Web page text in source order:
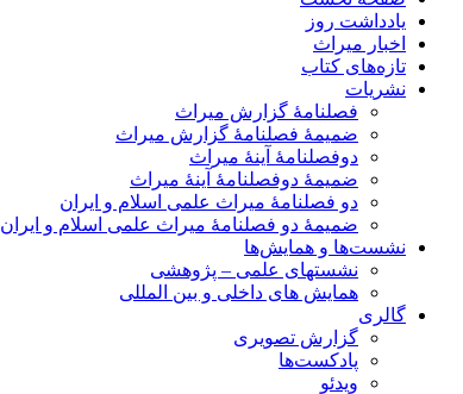
یادداشت روز
اخبار میراث
تازه‌های کتاب
نشریات
فصلنامۀ گزارش میراث
ضمیمۀ فصلنامۀ گزارش میراث
دوفصلنامۀ آینۀ میراث
ضمیمۀ دوفصلنامۀ آینۀ میراث
دو فصلنامۀ میراث علمی اسلام و ایران
ضمیمۀ دو فصلنامۀ میراث علمی اسلام و ایران
نشست‌ها و همایش‌ها
نشستهای علمی – پژوهشی
همایش های داخلی و بین المللی
گالری
گزارش تصویری
پادکست‌ها
ویدئو